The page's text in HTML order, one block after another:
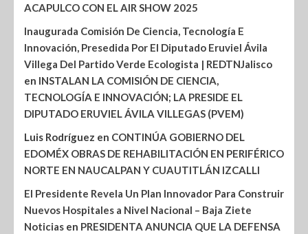
ACAPULCO CON EL AIR SHOW 2025
Inaugurada Comisión De Ciencia, Tecnología E
Innovación, Presedida Por El Diputado Eruviel Ávila
Villega Del Partido Verde Ecologista | REDTNJalisco
en INSTALAN LA COMISIÓN DE CIENCIA,
TECNOLOGÍA E INNOVACIÓN; LA PRESIDE EL
DIPUTADO ERUVIEL ÁVILA VILLEGAS (PVEM)
Luis Rodríguez en CONTINÚA GOBIERNO DEL
EDOMÉX OBRAS DE REHABILITACIÓN EN PERIFÉRICO
NORTE EN NAUCALPAN Y CUAUTITLÁN IZCALLI
El Presidente Revela Un Plan Innovador Para Construir
Nuevos Hospitales a Nivel Nacional – Baja Ziete
Noticias en PRESIDENTA ANUNCIA QUE LA DEFENSA